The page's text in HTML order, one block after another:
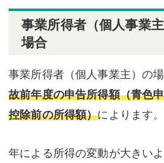
事業所得者（個人事業
場合
事業所得者（個人事業主）の
故前年度の申告所得額（青色
控除前の所得額）によります。
年による所得の変動が大きい